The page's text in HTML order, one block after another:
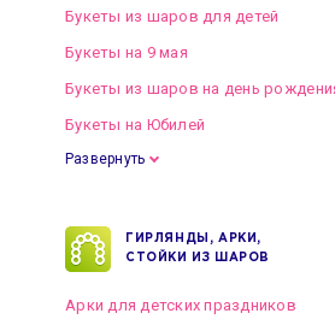
Букеты из шаров для детей
Букеты на 9 мая
Букеты из шаров на день
Букеты на Юбилей
Развернуть
ГИРЛЯНДЫ, АРКИ,
СТОЙКИ ИЗ ШАРОВ
Арки для детских праздников